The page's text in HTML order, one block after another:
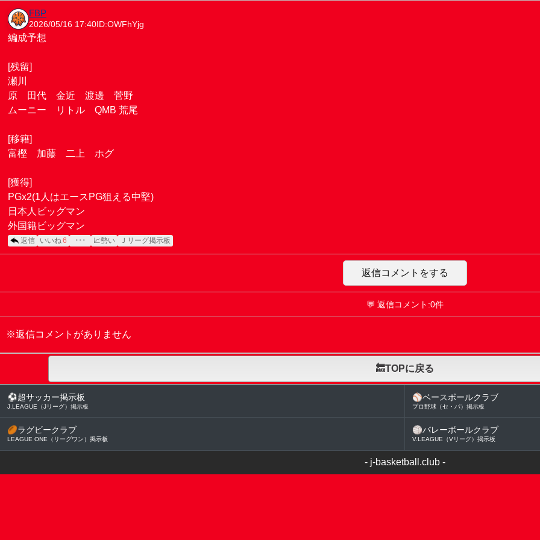
FBP
2026/05/16 17:40 ID:OWFhYjg
編成予想
[残留]
瀬川
原 田代 金近 渡邊 菅野
ムーニー リトル QMB 荒尾
[移籍]
富樫 加藤 二上 ホグ
[獲得]
PGx2(1人はエースPG狙える中堅)
日本人ビッグマン
外国籍ビッグマン
返信 いいね 6 ･･･ 📈勢い Ｊリーグ掲示板
返信コメントをする
💬 返信コメント:0件
※返信コメントがありません
🔙TOPに戻る
⚽超サッカー掲示板
J.LEAGUE（Jリーグ）掲示板
⚾ベースボールクラブ
プロ野球（セ・パ）掲示板
🏉ラグビークラブ
LEAGUE ONE（リーグワン）掲示板
🏐バレーボールクラブ
V.LEAGUE（Vリーグ）掲示板
- j-basketball.club -